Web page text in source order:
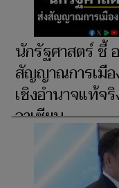
นักรัฐศาสตร์ ชี้
สัญญาณการเมือ
เชิงอำนาจแท้จ
อาเซียน